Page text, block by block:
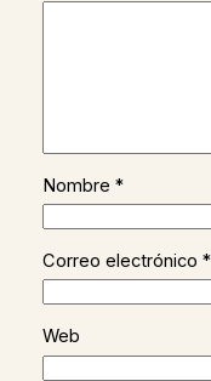
Nombre *
Correo electrónico *
Web